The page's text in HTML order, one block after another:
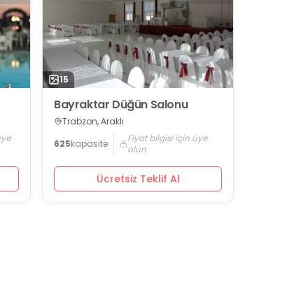
15
Bayraktar Düğün Salonu
Trabzon, Araklı
625kapasite
Fiyat bilgisi için üye
olun
Ücretsiz Teklif Al